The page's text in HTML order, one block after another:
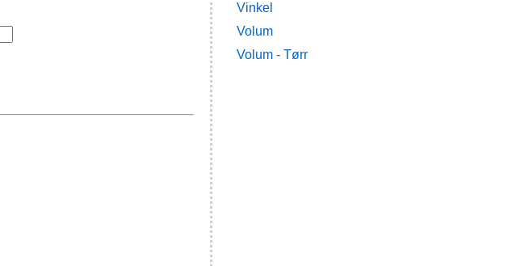
Vinkel
Volum
Volum - Tørr